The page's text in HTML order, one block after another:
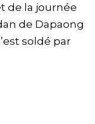
de la journée
de Dapaong
soldé par